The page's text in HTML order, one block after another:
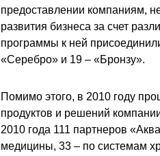
предоставлении компаниям,
развития бизнеса за счет
программы к ней
«Серебро» и 19 – «Бронзу».
Помимо этого, в 2010 году
продуктов и решений
2010 года 111 партнеров
медицины, 33 – по системам